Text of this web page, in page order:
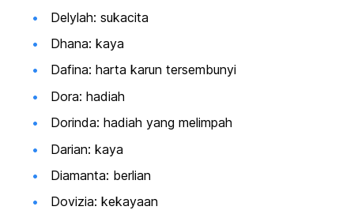
Delylah: sukacita
Dhana: kaya
Dafina: harta karun tersembunyi
Dora: hadiah
Dorinda: hadiah yang melimpah
Darian: kaya
Diamanta: berlian
Dovizia: kekayaan